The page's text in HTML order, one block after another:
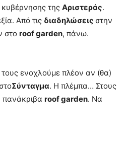
κυβέρνησης της Αριστεράς.
Από τις διαδηλώσεις στην
στο roof garden, πάνω.
ενοχλούμε πλέον αν (θα)
Σύνταγμα. Η πλέμπα… Στους
πανάκριβα roof garden. Να